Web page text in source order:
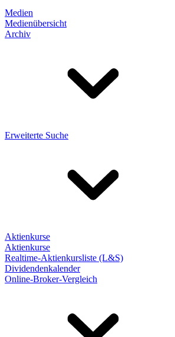
Medien
Medienübersicht
Archiv
Erweiterte Suche
Aktienkurse
Aktienkurse
Realtime-Aktienkursliste (L&S)
Dividendenkalender
Online-Broker-Vergleich